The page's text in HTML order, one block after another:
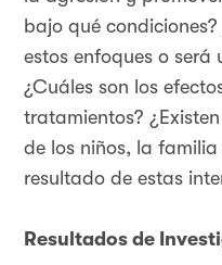
bajo qué
estos enfoques o
¿Cuáles son los
tratamientos?
de los niños, la familia
resultado de estas
Resultados de